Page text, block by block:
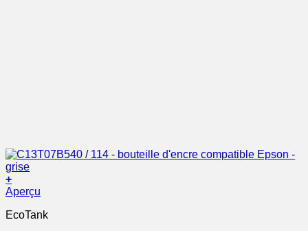
+
Aperçu
EcoTank